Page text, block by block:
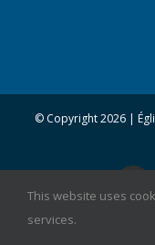
© Copyright2026 |
This website uses
services.